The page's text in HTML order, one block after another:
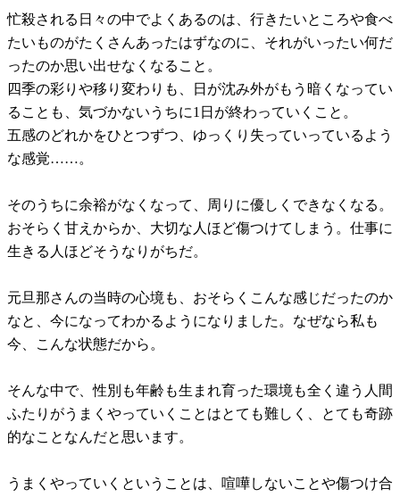
忙殺される日々の中でよくあるのは、行きたいところや食べ
たいものがたくさんあったはずなのに、それがいったい何だ
ったのか思い出せなくなること。
四季の彩りや移り変わりも、日が沈み外がもう暗くなってい
ることも、気づかないうちに1日が終わっていくこと。
五感のどれかをひとつずつ、ゆっくり失っていっているよう
な感覚……。
そのうちに余裕がなくなって、周りに優しくできなくなる。
おそらく甘えからか、大切な人ほど傷つけてしまう。仕事に
生きる人ほどそうなりがちだ。
元旦那さんの当時の心境も、おそらくこんな感じだったのか
なと、今になってわかるようになりました。なぜなら私も
今、こんな状態だから。
そんな中で、性別も年齢も生まれ育った環境も全く違う人間
ふたりがうまくやっていくことはとても難しく、とても奇跡
的なことなんだと思います。
うまくやっていくということは、喧嘩しないことや傷つけ合